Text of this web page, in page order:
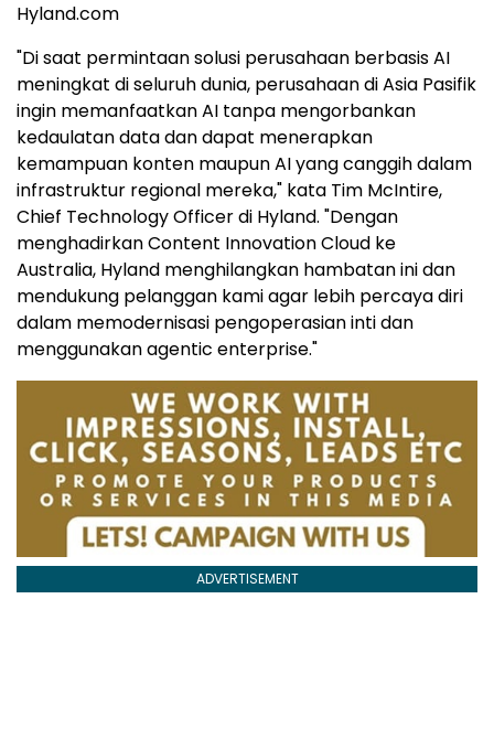
Hyland.com
"Di saat permintaan solusi perusahaan berbasis AI
meningkat di seluruh dunia, perusahaan di Asia Pasifik
ingin memanfaatkan AI tanpa mengorbankan
kedaulatan data dan dapat menerapkan
kemampuan konten maupun AI yang canggih dalam
infrastruktur regional mereka," kata Tim McIntire,
Chief Technology Officer di Hyland. "Dengan
menghadirkan Content Innovation Cloud ke
Australia, Hyland menghilangkan hambatan ini dan
mendukung pelanggan kami agar lebih percaya diri
dalam memodernisasi pengoperasian inti dan
menggunakan agentic enterprise."
ADVERTISEMENT